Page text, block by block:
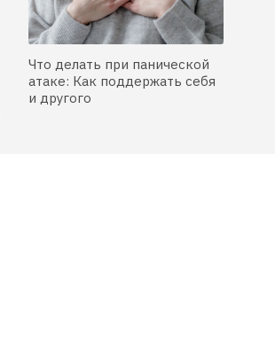
Что делать при панической
атаке: Как поддержать себя
и другого